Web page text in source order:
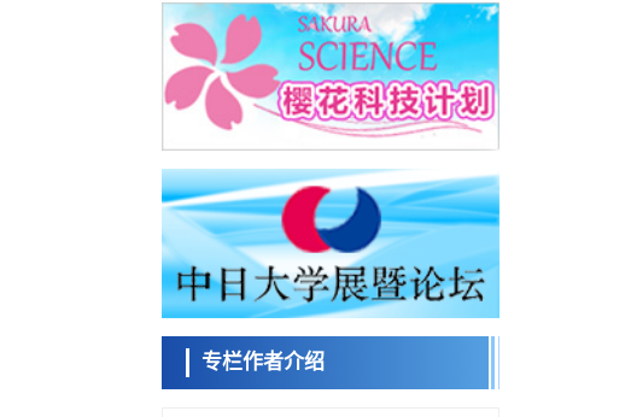
质
科学研究
东京都健康长寿医疗中心跨器官揭示衰老过
程中的糖链变化
科学研究
产总研无需石油利用松脂制备石墨前驱体，
可作为电池电极材料
科学研究
东京大学和海上保安厅等发现南海海槽沿线
板块边界锁定状态存在区域差异
政策
日本第2次医疗研究开发调整费，根据一线实
际情况和需求分配99.3亿日元
科学研究
千叶大学鉴定出导致难治性疾病“肺高血压症”
科学研究
京都大学高效生成光的构成单元“光子”，可应
专栏作者介绍
日本科学未